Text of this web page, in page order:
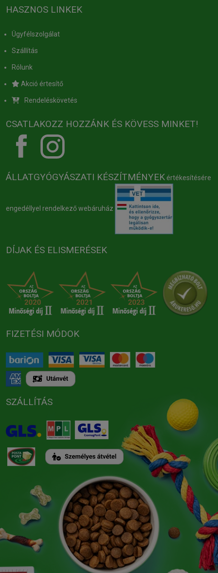
HASZNOS LINKEK
Ügyfélszolgálat
Szállítás
Rólunk
Akció értesítő
Rendeléskövetés
CSATLAKOZZ HOZZÁNK ÉS KÖVESS MINKET!
ÁLLATGYÓGYÁSZATI KÉSZÍTMÉNYEK értékesítésére
engedéllyel rendelkező webáruház
DÍJAK ÉS ELISMERÉSEK
FIZETÉSI MÓDOK
SZÁLLÍTÁS